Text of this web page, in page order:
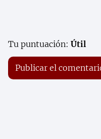
Tu puntuación: Útil